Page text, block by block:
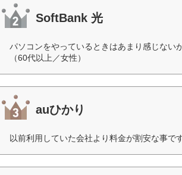
SoftBank 光
パソコンをやっているときはあまり感じない
（60代以上／女性）
auひかり
以前利用していた会社より料金が割安な事で